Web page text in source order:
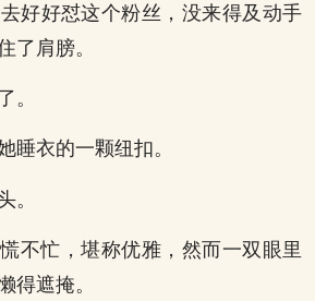
好好怼这个粉丝，没来得及动手
了肩膀。
。
睡衣的一颗纽扣。
。
不忙，堪称优雅，然而一双眼里
得遮掩。